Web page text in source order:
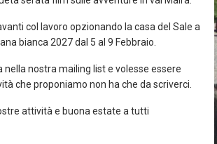
col lavoro opzionando la casa del Sale a
bianca 2027 dal 5 al 9 Febbraio.
nella nostra mailing list e volesse essere
che proponiamo non ha che da scriverci.
attività e buona estate a tutti